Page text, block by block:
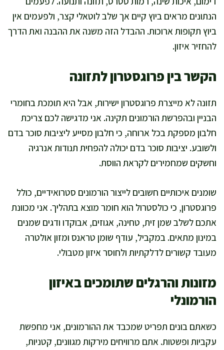
הנתונים מראים ביוץ קיים אך שלב לוטאלי קצר, ולפעמים אין
ביוץ תקופות ארוכות. ההבדל הזה משנה את ההבנה ואת הדרך
להחזיר איזון.
הקשר בין פרוגסטרון לתזונה
תזונה לא מייצרת פרוגסטרון ישירות, אבל היא תומכת בחומרי
הבניין ובהפרשת הורמונים תקינה. אני מדגישה לכם צריכת
חלבון מספקת בכל ארוחה, כי חלבון מסייע ליציבות סוכר בדם
ולשובע. יציבות סוכר בדם יכולה להפחית תנודות אנרגיה
וחשקים שמחמירים לקראת הווסת.
שומנים איכותיים חשובים לייצור הורמונים סטרואידיים, כולל
פרוגסטרון, כי כולסטרול הוא חומר מוצא בתהליך. אני מכוונת
אתכם לשלב שמן זית, טחינה, אגוזים, אבוקדו ודגים שמנים
במינון מתאים. במקביל, עודף שומן טראנס ומזון אולטרה
מעובד קשורים לדלקתיות ולחוסר איזון מטבולי.
מזונות והרגלים שתומכים באיזון
הורמונלי
כשאתם בונים תפריט שמכבד את ההורמונים, אני מחפשת
עקביות ופשטות. אתם מרוויחים מירקות מגוונים, קטניות,